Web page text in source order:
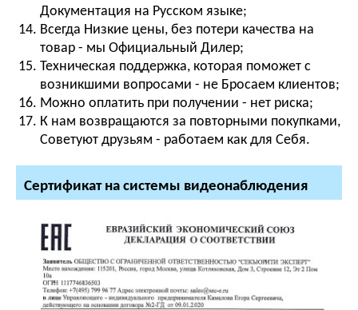
Документация на Русском языке;
Всегда Низкие цены, без потери качества на
товар - мы Официальный Дилер;
Техническая поддержка, которая поможет с
возникшими вопросами - не Бросаем клиентов;
Можно оплатить при получении - нет риска;
К нам возвращаются за повторными покупками,
Советуют друзьям - работаем как для Себя.
Сертификат на системы видеонаблюдения